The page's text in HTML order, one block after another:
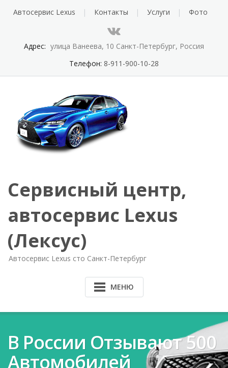
Автосервис Lexus Контакты Услуги Фото
Адрес: улица Ванеева, 10 Санкт-Петербург, Россия
Телефон: 8-911-900-10-28
Сервисный центр,
автосервис Lexus
(Лексус)
Автосервис Lexus сто Санкт-Петербург
МЕНЮ
В России Отзывают 500
Автомобилей